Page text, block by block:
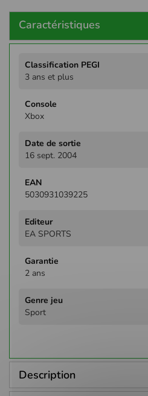
Caractéristiques
d'infos
3 ans et plus
Xbox
16 sept. 2004
5030931039225
EA SPORTS
2 ans
Sport
Description